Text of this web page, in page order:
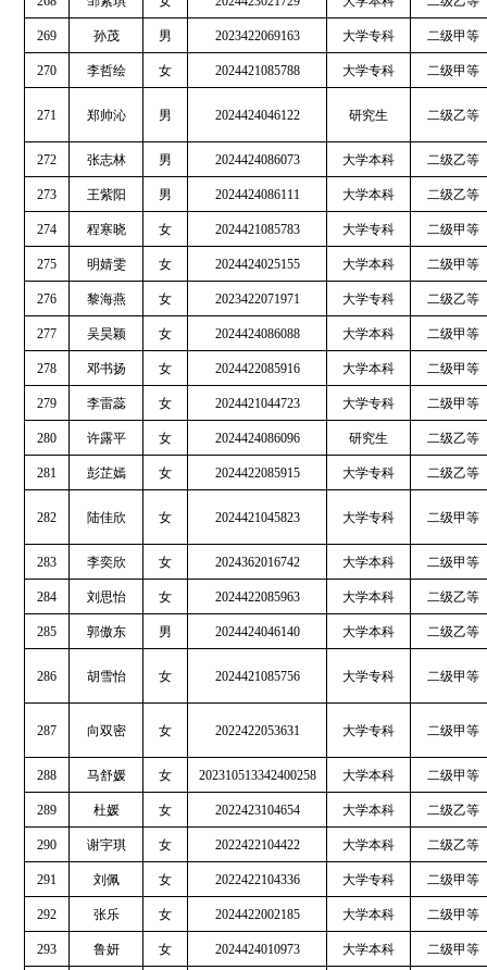
269 孙茂 男 2023422069163 大学专科 二级甲等
270 李哲绘 女 2024421085788 大学专科 二级甲等
271 郑帅沁 男 2024424046122 研究生 二级乙等
272 张志林 男 2024424086073 大学本科 二级乙等
273 王紫阳 男 2024424086111 大学本科 二级乙等
274 程寒晓 女 2024421085783 大学专科 二级甲等
275 明婧雯 女 2024424025155 大学本科 二级甲等
276 黎海燕 女 2023422071971 大学专科 二级乙等
277 吴昊颖 女 2024424086088 大学本科 二级甲等
278 邓书扬 女 2024422085916 大学本科 二级甲等
279 李雷蕊 女 2024421044723 大学专科 二级甲等
280 许露平 女 2024424086096 研究生 二级乙等
281 彭芷嫣 女 2024422085915 大学专科 二级乙等
282 陆佳欣 女 2024421045823 大学专科 二级甲等
283 李奕欣 女 2024362016742 大学本科 二级甲等
284 刘思怡 女 2024422085963 大学本科 二级乙等
285 郭傲东 男 2024424046140 大学本科 二级乙等
286 胡雪怡 女 2024421085756 大学专科 二级甲等
287 向双密 女 2022422053631 大学专科 二级甲等
288 马舒媛 女 202310513342400258 大学本科 二级甲等
289 杜媛 女 2022423104654 大学本科 二级乙等
290 谢宇琪 女 2022422104422 大学本科 二级乙等
291 刘佩 女 2022422104336 大学专科 二级甲等
292 张乐 女 2024422002185 大学本科 二级甲等
293 鲁妍 女 2024424010973 大学本科 二级甲等